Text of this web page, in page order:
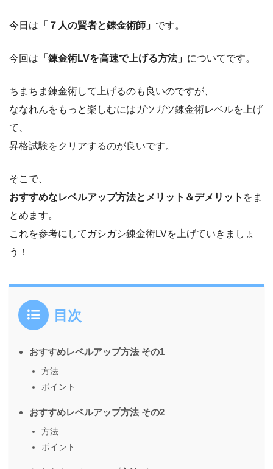
今日は 「７人の賢者と錬金術師」 です。
今回は 「錬金術LVを高速で上げる方法」 についてです。
ちまちま錬金術して上げるのも良いのですが、
ななれんをもっと楽しむにはガツガツ錬金術レベルを上げ
て、
昇格試験をクリアするのが良いです。
そこで、
おすすめなレベルアップ方法とメリット＆デメリット をま
とめます。
これを参考にしてガシガシ錬金術LVを上げていきましょ
う！
目次
おすすめレベルアップ方法 その1
方法
ポイント
おすすめレベルアップ方法 その2
方法
ポイント